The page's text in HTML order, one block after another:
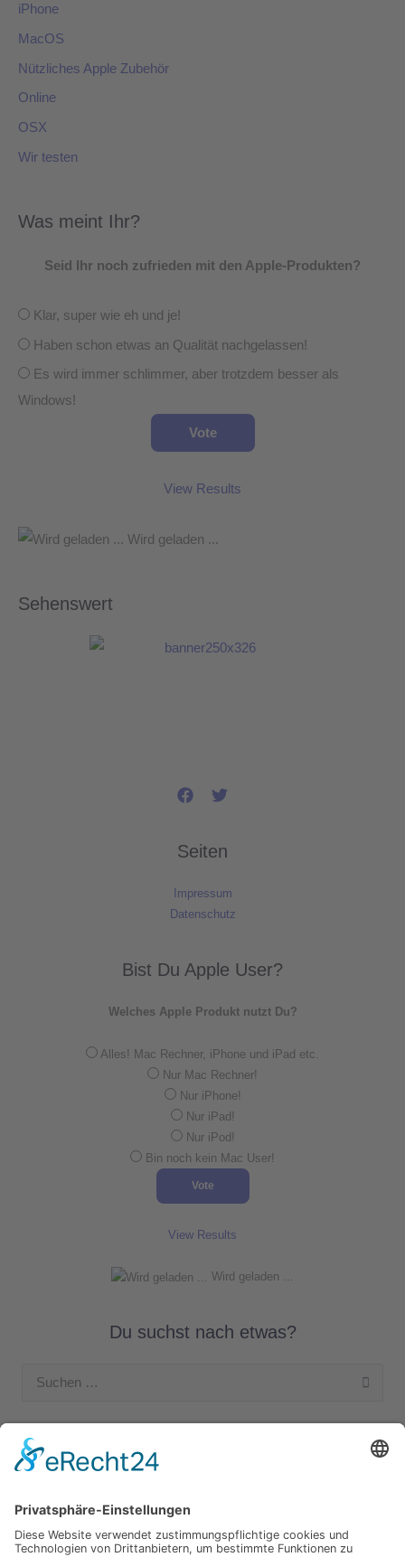
iPhone
MacOS
Nützliches Apple Zubehör
Online
OSX
Wir testen
Was meint Ihr?
Seid Ihr noch zufrieden mit den Apple-Produkten?
Klar, super wie eh und je!
Haben schon etwas an Qualität nachgelassen!
Es wird immer schlimmer, aber trotzdem besser als
Windows!
View Results
Wird geladen ...
Sehenswert
Seiten
Impressum
Datenschutz
Bist Du Apple User?
Welches Apple Produkt nutzt Du?
Alles! Mac Rechner, iPhone und iPad etc.
Nur Mac Rechner!
Nur iPhone!
Nur iPad!
Nur iPod!
Bin noch kein Mac User!
View Results
Wird geladen ...
Du suchst nach etwas?
Suchen
Unsere Kategorien
Apple Intern
Apple Software
Nützliches Apple Zubehör